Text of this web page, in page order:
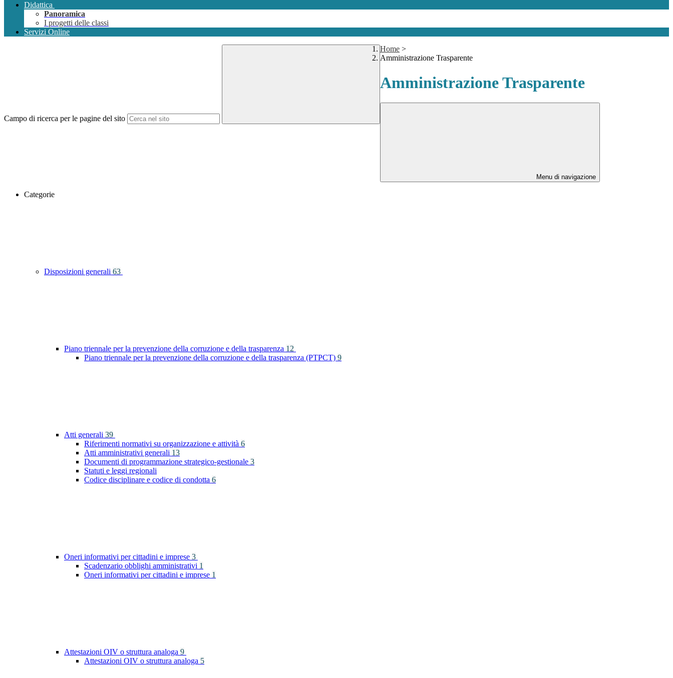
Didattica
Panoramica
I progetti delle classi
Servizi Online
Campo di ricerca per le pagine del sito
Home >
Amministrazione Trasparente
Amministrazione Trasparente
Menu di navigazione
Categorie
Disposizioni generali 63
Piano triennale per la prevenzione della corruzione e della trasparenza 12
Piano triennale per la prevenzione della corruzione e della trasparenza (PTPCT) 9
Atti generali 39
Riferimenti normativi su organizzazione e attività 6
Atti amministrativi generali 13
Documenti di programmazione strategico-gestionale 3
Statuti e leggi regionali
Codice disciplinare e codice di condotta 6
Oneri informativi per cittadini e imprese 3
Scadenzario obblighi amministrativi 1
Oneri informativi per cittadini e imprese 1
Attestazioni OIV o struttura analoga 9
Attestazioni OIV o struttura analoga 5